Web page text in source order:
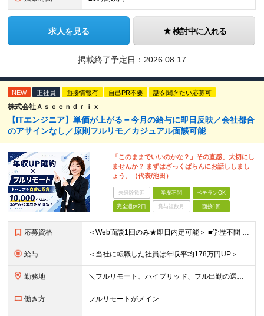
求人を見る 検討中に入れる
掲載終了予定日： 2026.08.17
NEW 正社員 面接情報有 自己PR不要 話を聞きたい応募可
株式会社Ａｓｃｅｎｄｒｉｘ
【ITエンジニア】単価が上がる＝今月の給与に即日反映／会社都合
のアサインなし／原則フルリモ／カジュアル面談可能
「このままでいいのかな？」その直感、大切にし
ませんか？ まずはざっくばらんにお話ししまし
ょう。（代表/池田）
未経験歓迎 学歴不問 ベテランOK
完全週休2日 賞与複数月 面接1回
応募資格 ＜Web面談1回のみ★即日内定可能＞ ■学歴不問 ■エンジニアとしての実務経験1年以上 （開発・インフラ・技術・工程など不問）
給与 ＜当社に転職した社員は年収平均178万円UP＞ 月給45万円～120万円＋賞与＋各手当 ※経験・能力などを考慮の上、決定します ※案件の契約内容（月単金など）や昇給、賞与額はすべてシステム上で開示し
勤務地 ＼フルリモート、ハイブリッド、フル出勤の選択可＆帰社日なし／ 【下記エリアを中心とするクライアント先または自宅にて勤務】 ■首都圏：東京・埼玉・千葉・神奈川 ■関西：大阪・兵庫・京都・滋賀・奈良・和
働き方 フルリモートがメイン